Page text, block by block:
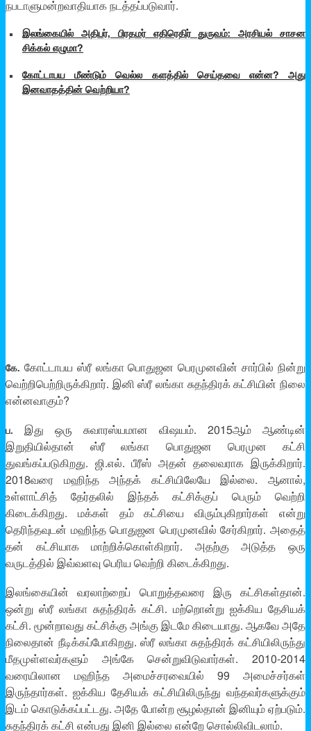
நபடாளுமன்றவாதியாக நடத்தப்படுவார்.
இலங்கையில் அதிபர், பிரதமர் எதிரெதிர் துருவம்: அரசியல் சாசன
சிக்கல் எழுமா?
கோட்டாபய மீண்டும் வெல்ல களத்தில் செய்தவை என்ன? அது
இனவாதத்தின் வெற்றியா?
கே. கோட்டாபய ஸ்ரீ லங்கா பொதுஜன பெரமுனவின் சார்பில் நின்று
வெற்றிபெற்றிருக்கிறார். இனி ஸ்ரீ லங்கா சுதந்திரக் கட்சியின் நிலை
என்னவாகும்?
ப. இது ஒரு சுவாரஸ்யமான விஷயம். 2015ஆம் ஆண்டின்
இறுதியில்தான் ஸ்ரீ லங்கா பொதுஜன பெரமுன கட்சி
துவங்கப்படுகிறது. ஜி.எல். பீரீஸ் அதன் தலைவராக இருக்கிறார்.
2018வரை மஹிந்த அந்தக் கட்சியிலேயே இல்லை. ஆனால்,
உள்ளாட்சித் தேர்தலில் இந்தக் கட்சிக்குப் பெரும் வெற்றி
கிடைக்கிறது. மக்கள் தம் கட்சியை விரும்புகிறார்கள் என்று
தெரிந்தவுடன் மஹிந்த பொதுஜன பெரமுனவில் சேர்கிறார். அதைத்
தன் கட்சியாக மாற்றிக்கொள்கிறார். அதற்கு அடுத்த ஒரு
வருடத்தில் இவ்வளவு பெரிய வெற்றி கிடைக்கிறது.
இலங்கையின் வரலாற்றைப் பொறுத்தவரை இரு கட்சிகள்தான்.
ஒன்று ஸ்ரீ லங்கா சுதந்திரக் கட்சி. மற்றொன்று ஐக்கிய தேசியக்
கட்சி. மூன்றாவது கட்சிக்கு அங்கு இடமே கிடையாது. ஆகவே அதே
நிலைதான் நீடிக்கப்போகிறது. ஸ்ரீ லங்கா சுதந்திரக் கட்சியிலிருந்து
மீதமுள்ளவர்களும் அங்கே சென்றுவிடுவார்கள். 2010-2014
வரையிலான மஹிந்த அமைச்சரவையில் 99 அமைச்சர்கள்
இருந்தார்கள். ஐக்கிய தேசியக் கட்சியிலிருந்து வந்தவர்களுக்கும்
இடம் கொடுக்கப்பட்டது. அதே போன்ற சூழல்தான் இனியும் ஏற்படும்.
சுதந்திரக் கட்சி என்பது இனி இல்லை என்றே சொல்லிவிடலாம்.